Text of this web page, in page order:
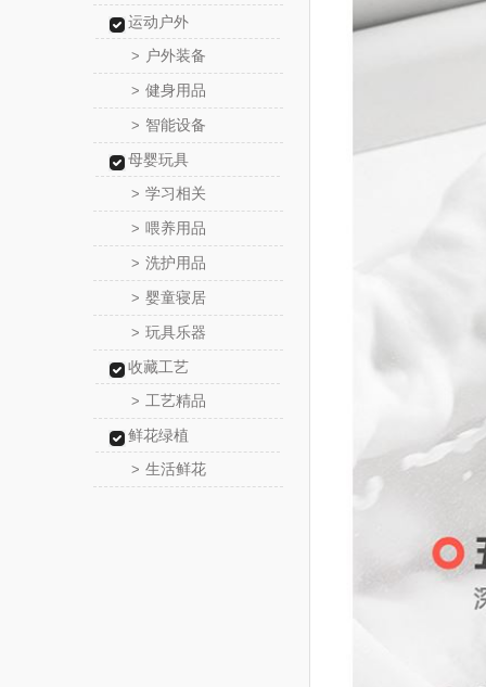
运动户外
> 户外装备
> 健身用品
> 智能设备
母婴玩具
> 学习相关
> 喂养用品
> 洗护用品
> 婴童寝居
> 玩具乐器
收藏工艺
> 工艺精品
鲜花绿植
> 生活鲜花